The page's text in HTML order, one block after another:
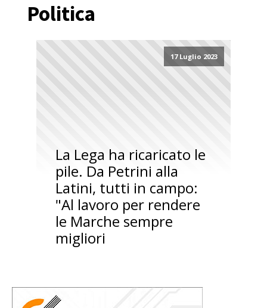
Politica
17 Luglio 2023
La Lega ha ricaricato le
pile. Da Petrini alla
Latini, tutti in campo:
"Al lavoro per rendere
le Marche sempre
migliori